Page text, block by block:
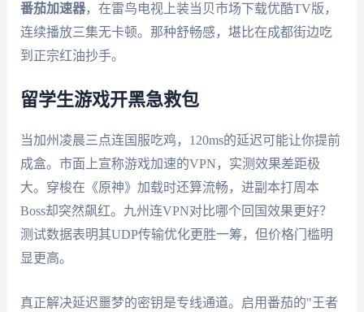
番茄加速器，在雷鸟电视上装当贝市场下载优酷TV版，
连续播放三集无卡顿。那种舒畅感，堪比在成都街边吃
到正宗红油抄手。
留学生游戏开黑急救包
当加州凌晨三点连国服吃鸡，120ms的延迟可能让你提前
成盒。市面上宣称游戏加速的VPN，实测效果差距极
大。穿梭在《原神》加载时还算流畅，进副本打周本
Boss却突然飙红。九州连VPN对比哪个回国效果更好？
测试数据表明其UDP传输优化更胜一筹，但价格门槛明
显更高。
真正解决延迟噩梦的密钥是专线通道。启用番茄的"王者